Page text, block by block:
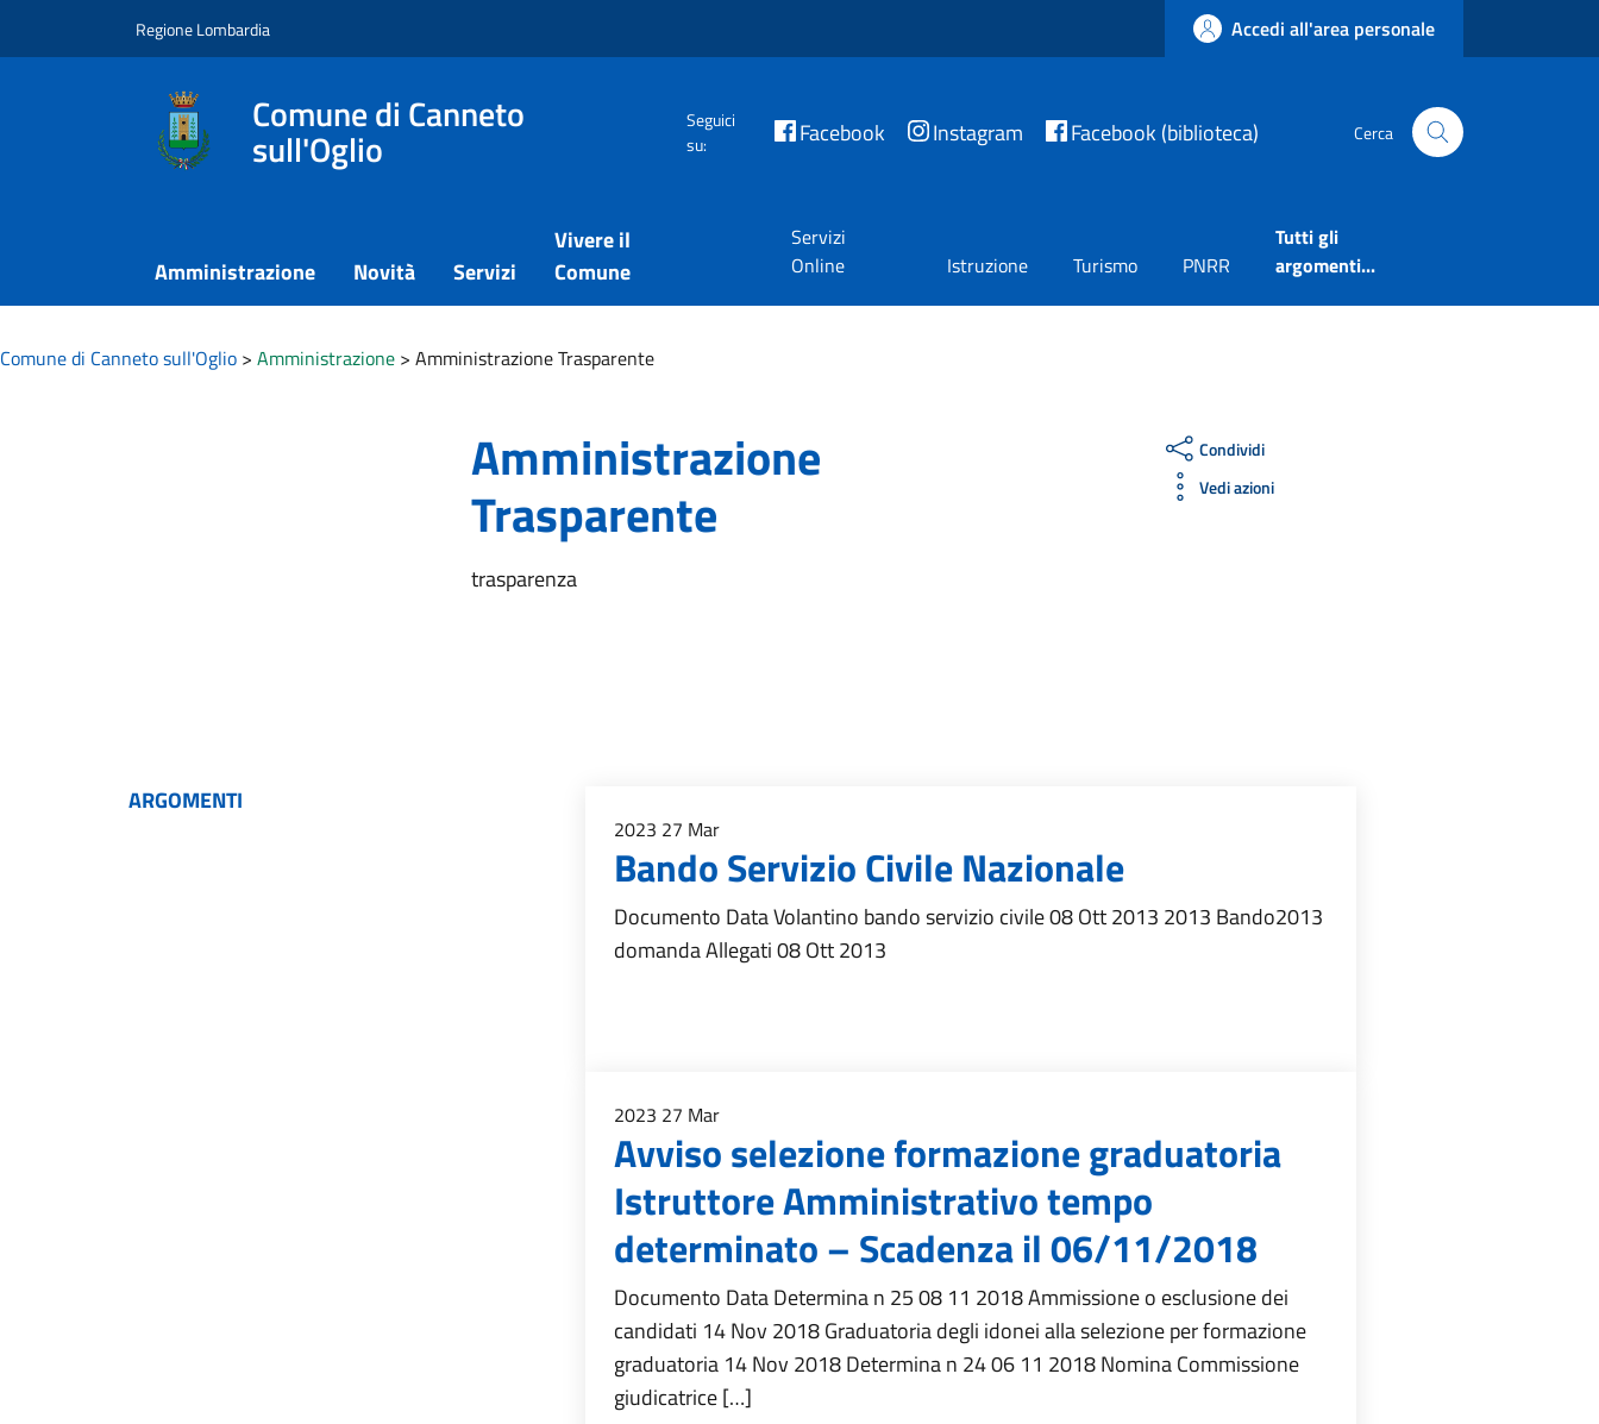
Regione Lombardia Accedi all'area personale
Comune di Canneto
sull'Oglio
Seguici
su:
Facebook Instagram Facebook (biblioteca) Cerca
Amministrazione Novità Servizi
Vivere il
Comune
Servizi
Online
Istruzione Turismo PNRR
Tutti gli
argomenti...
Comune di Canneto sull'Oglio > Amministrazione > Amministrazione Trasparente
Amministrazione
Trasparente
trasparenza
Condividi
Vedi azioni
ARGOMENTI
2023 27 Mar
Bando Servizio Civile Nazionale
Documento Data Volantino bando servizio civile 08 Ott 2013 2013 Bando2013
domanda Allegati 08 Ott 2013
2023 27 Mar
Avviso selezione formazione graduatoria
Istruttore Amministrativo tempo
determinato – Scadenza il 06/11/2018
Documento Data Determina n 25 08 11 2018 Ammissione o esclusione dei
candidati 14 Nov 2018 Graduatoria degli idonei alla selezione per formazione
graduatoria 14 Nov 2018 Determina n 24 06 11 2018 Nomina Commissione
giudicatrice […]